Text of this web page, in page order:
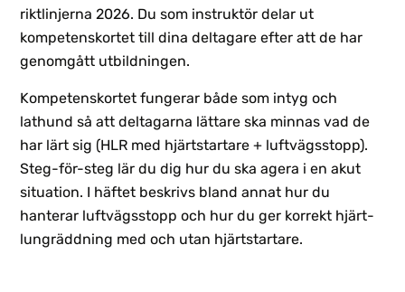
riktlinjerna 2026. Du som instruktör delar ut
kompetenskortet till dina deltagare efter att de har
genomgått utbildningen.
Kompetenskortet fungerar både som intyg och
lathund så att deltagarna lättare ska minnas vad de
har lärt sig (HLR med hjärtstartare + luftvägsstopp).
Steg-för-steg lär du dig hur du ska agera i en akut
situation. I häftet beskrivs bland annat hur du
hanterar luftvägsstopp och hur du ger korrekt hjärt-
lungräddning med och utan hjärtstartare.